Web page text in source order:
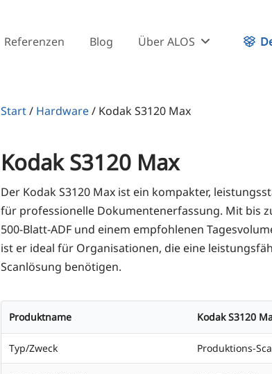
Referenzen Blog Über ALOS
Start/ Hardware/ Kodak S3120 Max
Kodak S3120 Max
Der Kod­ak S3120 Max ist ein kom­pak­ter,
für pro­fes­sio­nel­le Doku­men­ten­er­fas­sung. Mit bis
500-Blatt-ADF und einem emp­foh­le­nen
ist er ide­al für Orga­ni­sa­tio­nen, die eine
Scan­lö­sung benötigen.
Produktname Kodak S3120
Typ/Zweck Produktions-